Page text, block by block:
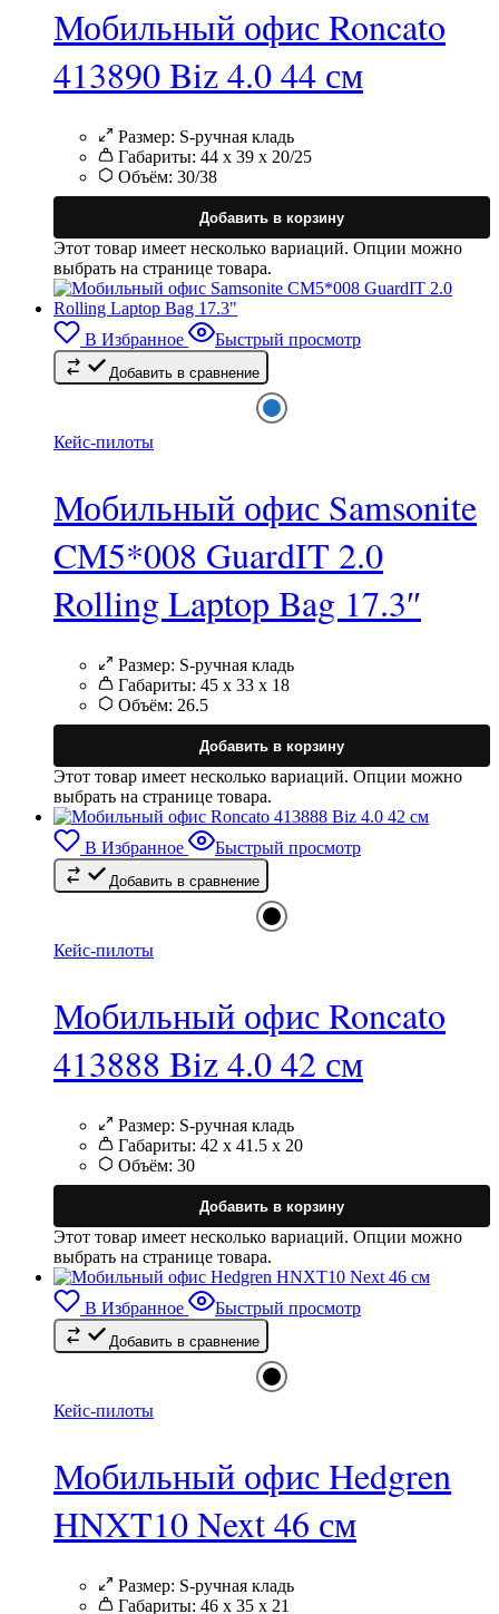
Мобильный офис Roncato
413890 Biz 4.0 44 см
Размер: S-ручная кладь
Габариты: 44 x 39 x 20/25
Объём: 30/38
Добавить в корзину
Этот товар имеет несколько вариаций. Опции можно
выбрать на странице товара.
В Избранное Быстрый просмотр
Добавить в сравнение
Кейс-пилоты
Мобильный офис Samsonite
CM5*008 GuardIT 2.0
Rolling Laptop Bag 17.3″
Размер: S-ручная кладь
Габариты: 45 x 33 x 18
Объём: 26.5
Добавить в корзину
Этот товар имеет несколько вариаций. Опции можно
выбрать на странице товара.
В Избранное Быстрый просмотр
Добавить в сравнение
Кейс-пилоты
Мобильный офис Roncato
413888 Biz 4.0 42 см
Размер: S-ручная кладь
Габариты: 42 x 41.5 x 20
Объём: 30
Добавить в корзину
Этот товар имеет несколько вариаций. Опции можно
выбрать на странице товара.
В Избранное Быстрый просмотр
Добавить в сравнение
Кейс-пилоты
Мобильный офис Hedgren
HNXT10 Next 46 см
Размер: S-ручная кладь
Габариты: 46 x 35 x 21